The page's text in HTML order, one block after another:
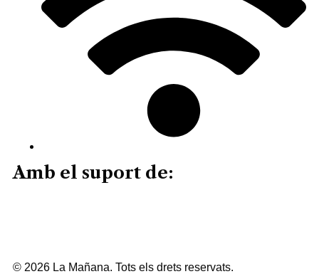
Amb el suport de:
© 2026 La Mañana. Tots els drets reservats.